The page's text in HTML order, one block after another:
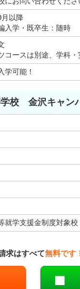
以降
入学・既卒生：随時
コースは別途、学科・
学可能！
校 金沢キャン
就学支援金制度対象校
求はすべて無料です